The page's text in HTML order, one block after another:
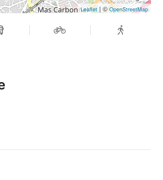
Leaflet| ©OpenStreetMap